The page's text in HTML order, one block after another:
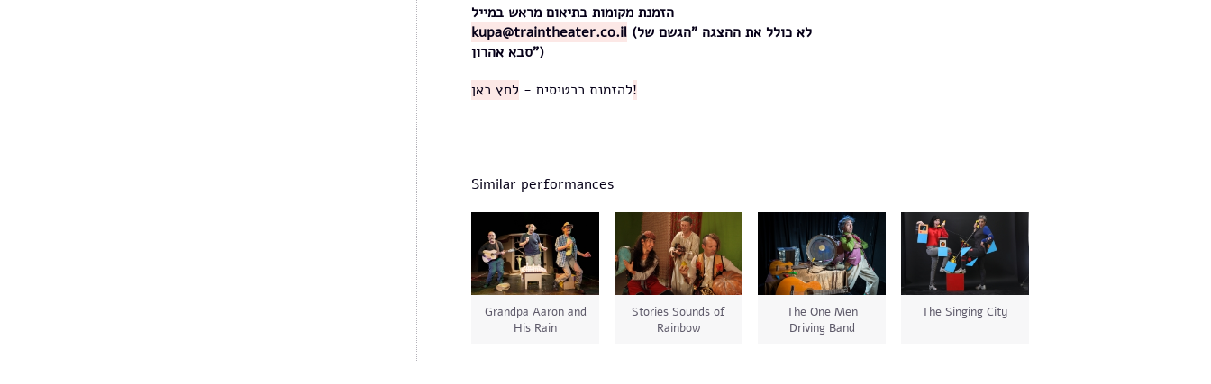
הזמנת מקומות בתיאום מראש במייל
kupa@traintheater.co.il (לא כולל את ההצגה "הגשם של
סבא אהרון")
להזמנת כרטיסים -לחץ כאן!
Similar performances
Grandpa Aaron and
His Rain
Stories Sounds of
Rainbow
The One Men
Driving Band
The Singing City